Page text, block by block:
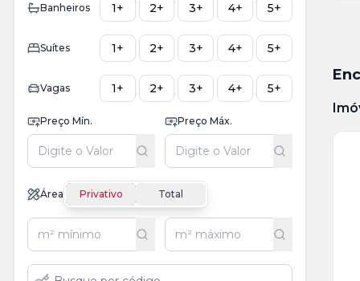
Banheiros 1+ 2+ 3+ 4+ 5+
Suítes 1+ 2+ 3+ 4+ 5+
Vagas 1+ 2+ 3+ 4+ 5+
Preço Mín. Preço Máx.
Área Privativo Total